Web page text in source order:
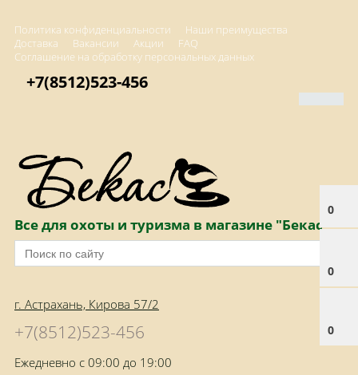
Политика конфиденциальности
Наши преимущества
Доставка
Вакансии Акции
FAQ
Соглашение на обработку персональных данных
0
0
0
+7(8512)523-456
Все для охоты и туризма в магазине "Бекас"
г. Астрахань, Кирова 57/2
+7(8512)523-456
Ежедневно с 09:00 до 19:00